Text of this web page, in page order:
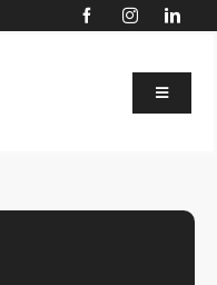
Toggle